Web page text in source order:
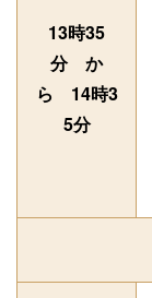
13時35
分 か
ら 14時3
5分